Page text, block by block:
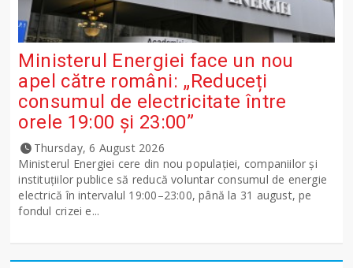
Ministerul Energiei face un nou
apel către români: „Reduceți
consumul de electricitate între
orele 19:00 și 23:00”
Thursday, 6 August 2026
Ministerul Energiei cere din nou populației, companiilor și
instituțiilor publice să reducă voluntar consumul de energie
electrică în intervalul 19:00–23:00, până la 31 august, pe
fondul crizei e...